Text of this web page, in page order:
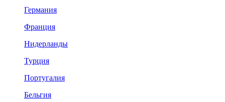
Германия
Франция
Нидерланды
Турция
Португалия
Бельгия